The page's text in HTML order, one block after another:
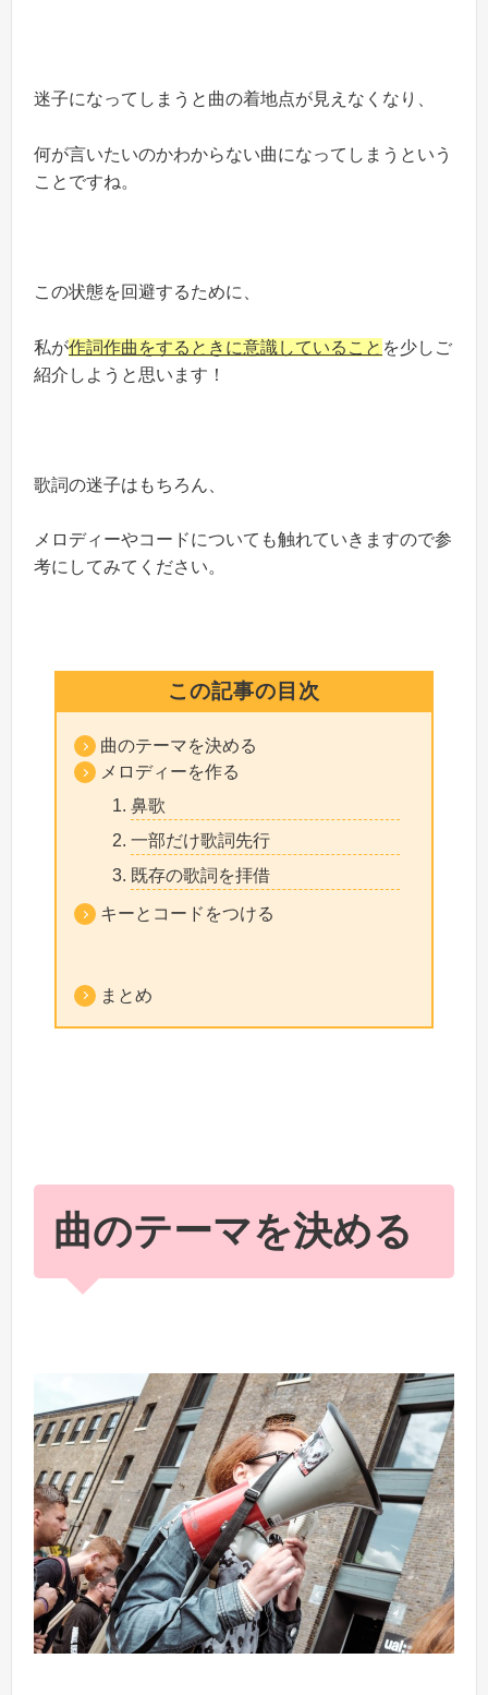
迷子になってしまうと曲の着地点が見えなくなり、
何が言いたいのかわからない曲になってしまうという
ことですね。
この状態を回避するために、
私が作詞作曲をするときに意識していること を少しご
紹介しようと思います！
歌詞の迷子はもちろん、
メロディーやコードについても触れていきますので参
考にしてみてください。
この記事の目次
曲のテーマを決める
メロディーを作る
鼻歌
一部だけ歌詞先行
既存の歌詞を拝借
キーとコードをつける
まとめ
曲のテーマを決める